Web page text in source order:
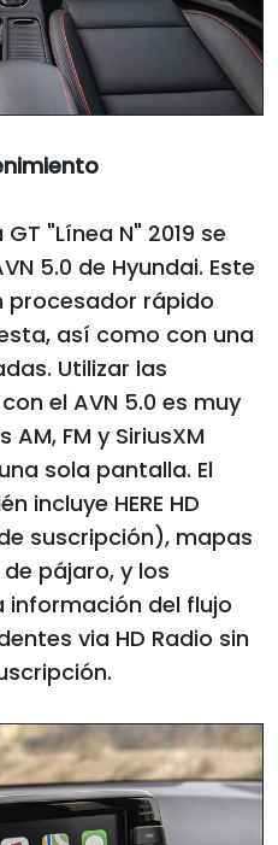
"Línea N" 2019 se
5.0 de Hyundai. Este
procesador rápido
así como con una
Utilizar las
el AVN 5.0 es muy
FM y SiriusXM
sola pantalla. El
incluye HERE HD
suscripción), mapas
pájaro, y los
información del flujo
via HD Radio sin